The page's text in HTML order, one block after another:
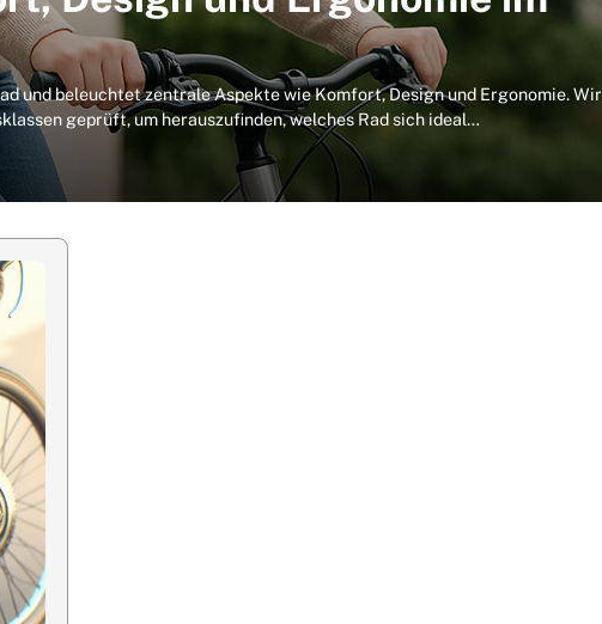
und beleuchtet zentrale Aspekte wie Komfort, Design und Ergonomie. Wir
geprüft, um herauszufinden, welches Rad sich ideal…